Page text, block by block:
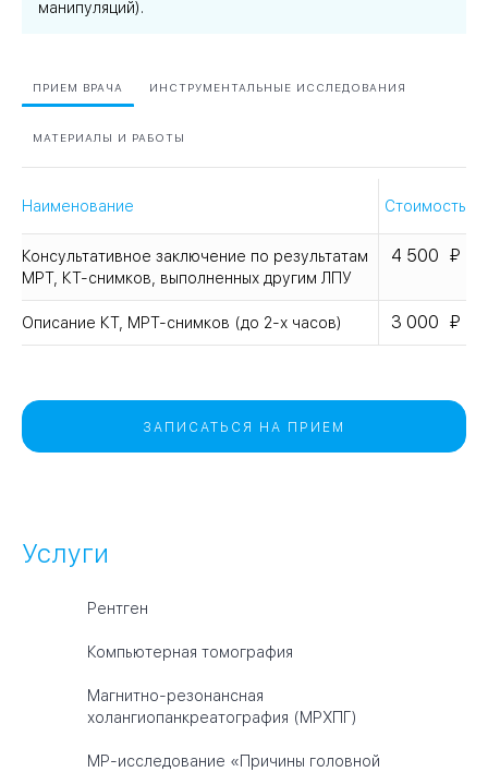
манипуляций).
ПРИЕМ ВРАЧА ИНСТРУМЕНТАЛЬНЫЕ ИССЛЕДОВАНИЯ
МАТЕРИАЛЫ И РАБОТЫ
Наименование Стоимость
Консультативное заключение по результатам
МРТ, КТ-снимков, выполненных другим ЛПУ
4 500
Описание КТ, МРТ-снимков (до 2-х часов) 3 000
ЗАПИСАТЬСЯ НА ПРИЕМ
Услуги
Рентген
Компьютерная томография
Магнитно-резонансная
холангиопанкреатография (МРХПГ)
МР-исследование «Причины головной